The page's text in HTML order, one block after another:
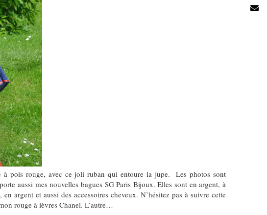
pois rouge, avec ce joli ruban qui entoure la jupe. Les photos sont
aussi mes nouvelles bagues SG Paris Bijoux. Elles sont en argent, à
argent et aussi des accessoires cheveux. N’hésitez pas à suivre cette
rouge à lèvres Chanel. L’autre…